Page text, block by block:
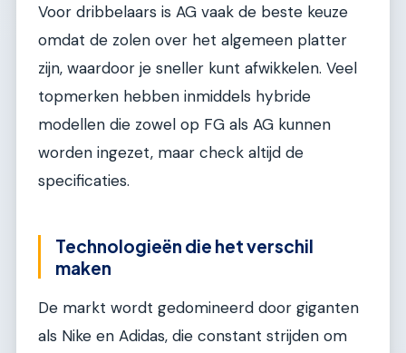
Voor dribbelaars is AG vaak de beste keuze
omdat de zolen over het algemeen platter
zijn, waardoor je sneller kunt afwikkelen. Veel
topmerken hebben inmiddels hybride
modellen die zowel op FG als AG kunnen
worden ingezet, maar check altijd de
specificaties.
Technologieën die het verschil
maken
De markt wordt gedomineerd door giganten
als Nike en Adidas, die constant strijden om